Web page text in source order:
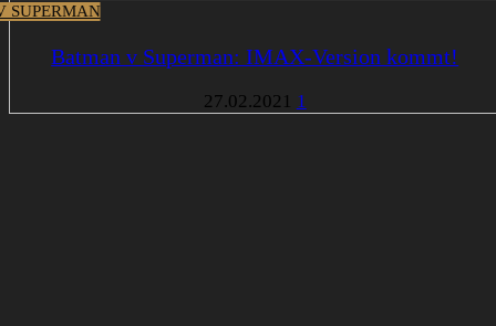
SUPERMAN
Batman v Superman: IMAX-Version kommt!
27.02.2021 1